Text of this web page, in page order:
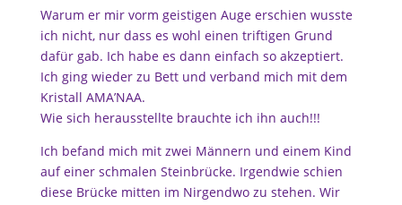
Warum er mir vorm geistigen Auge erschien wusste
ich nicht, nur dass es wohl einen triftigen Grund
dafür gab. Ich habe es dann einfach so akzeptiert.
Ich ging wieder zu Bett und verband mich mit dem
Kristall AMA’NAA.
Wie sich herausstellte brauchte ich ihn auch!!!
Ich befand mich mit zwei Männern und einem Kind
auf einer schmalen Steinbrücke. Irgendwie schien
diese Brücke mitten im Nirgendwo zu stehen. Wir